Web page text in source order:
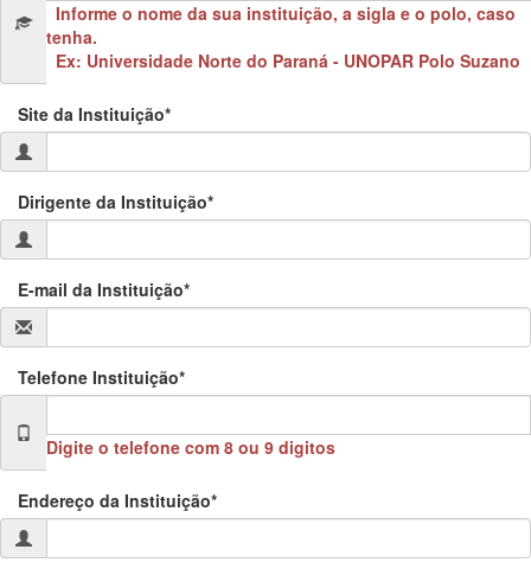
Informe o nome da sua instituição, a sigla e o polo, caso
tenha.
Ex: Universidade Norte do Paraná - UNOPAR Polo Suzano
Site da Instituição*
Dirigente da Instituição*
E-mail da Instituição*
Telefone Instituição*
Digite o telefone com 8 ou 9 digitos
Endereço da Instituição*